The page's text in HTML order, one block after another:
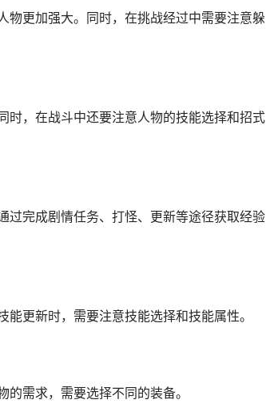
物更加强大。同时，在挑战经过中需要注意躲
时，在战斗中还要注意人物的技能选择和招式
过完成剧情任务、打怪、更新等途径获取经验
更新时，需要注意技能选择和技能属性。
需求，需要选择不同的装备。